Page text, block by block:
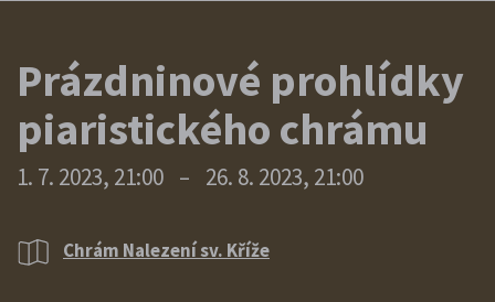
Prázdninové prohlídky
piaristického chrámu
1. 7. 2023, 21:00 – 26. 8. 2023, 21:00
Chrám Nalezení sv. Kříže